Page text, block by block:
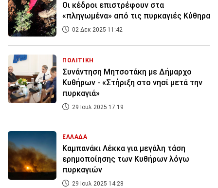
Οι κέδροι επιστρέφουν στα
«πληγωμένα» από τις πυρκαγιές Κύθηρα
02 Δεκ 2025 11:42
ΠΟΛΙΤΙΚΗ
Συνάντηση Μητσοτάκη με Δήμαρχο
Κυθήρων - «Στήριξη στο νησί μετά την
πυρκαγιά»
29 Ιουλ 2025 17:19
ΕΛΛΑΔΑ
Καμπανάκι Λέκκα για μεγάλη τάση
ερημοποίησης των Κυθήρων λόγω
πυρκαγιών
29 Ιουλ 2025 14:28